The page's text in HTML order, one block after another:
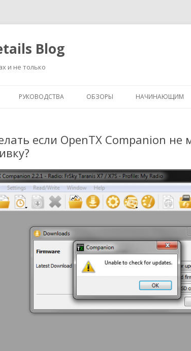
Blog
и не только
РУКОВОДСТВА ОБЗОРЫ НАЧИНАЮЩИМ
если OpenTX Companion не